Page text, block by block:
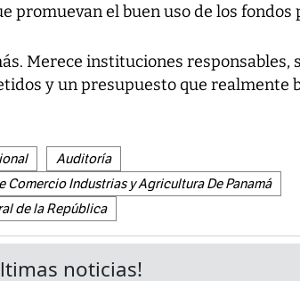
promuevan el buen uso de los fondos
Merece instituciones responsables,
y un presupuesto que realmente
Auditoría
Comercio Industrias y Agricultura De Panamá
de la República